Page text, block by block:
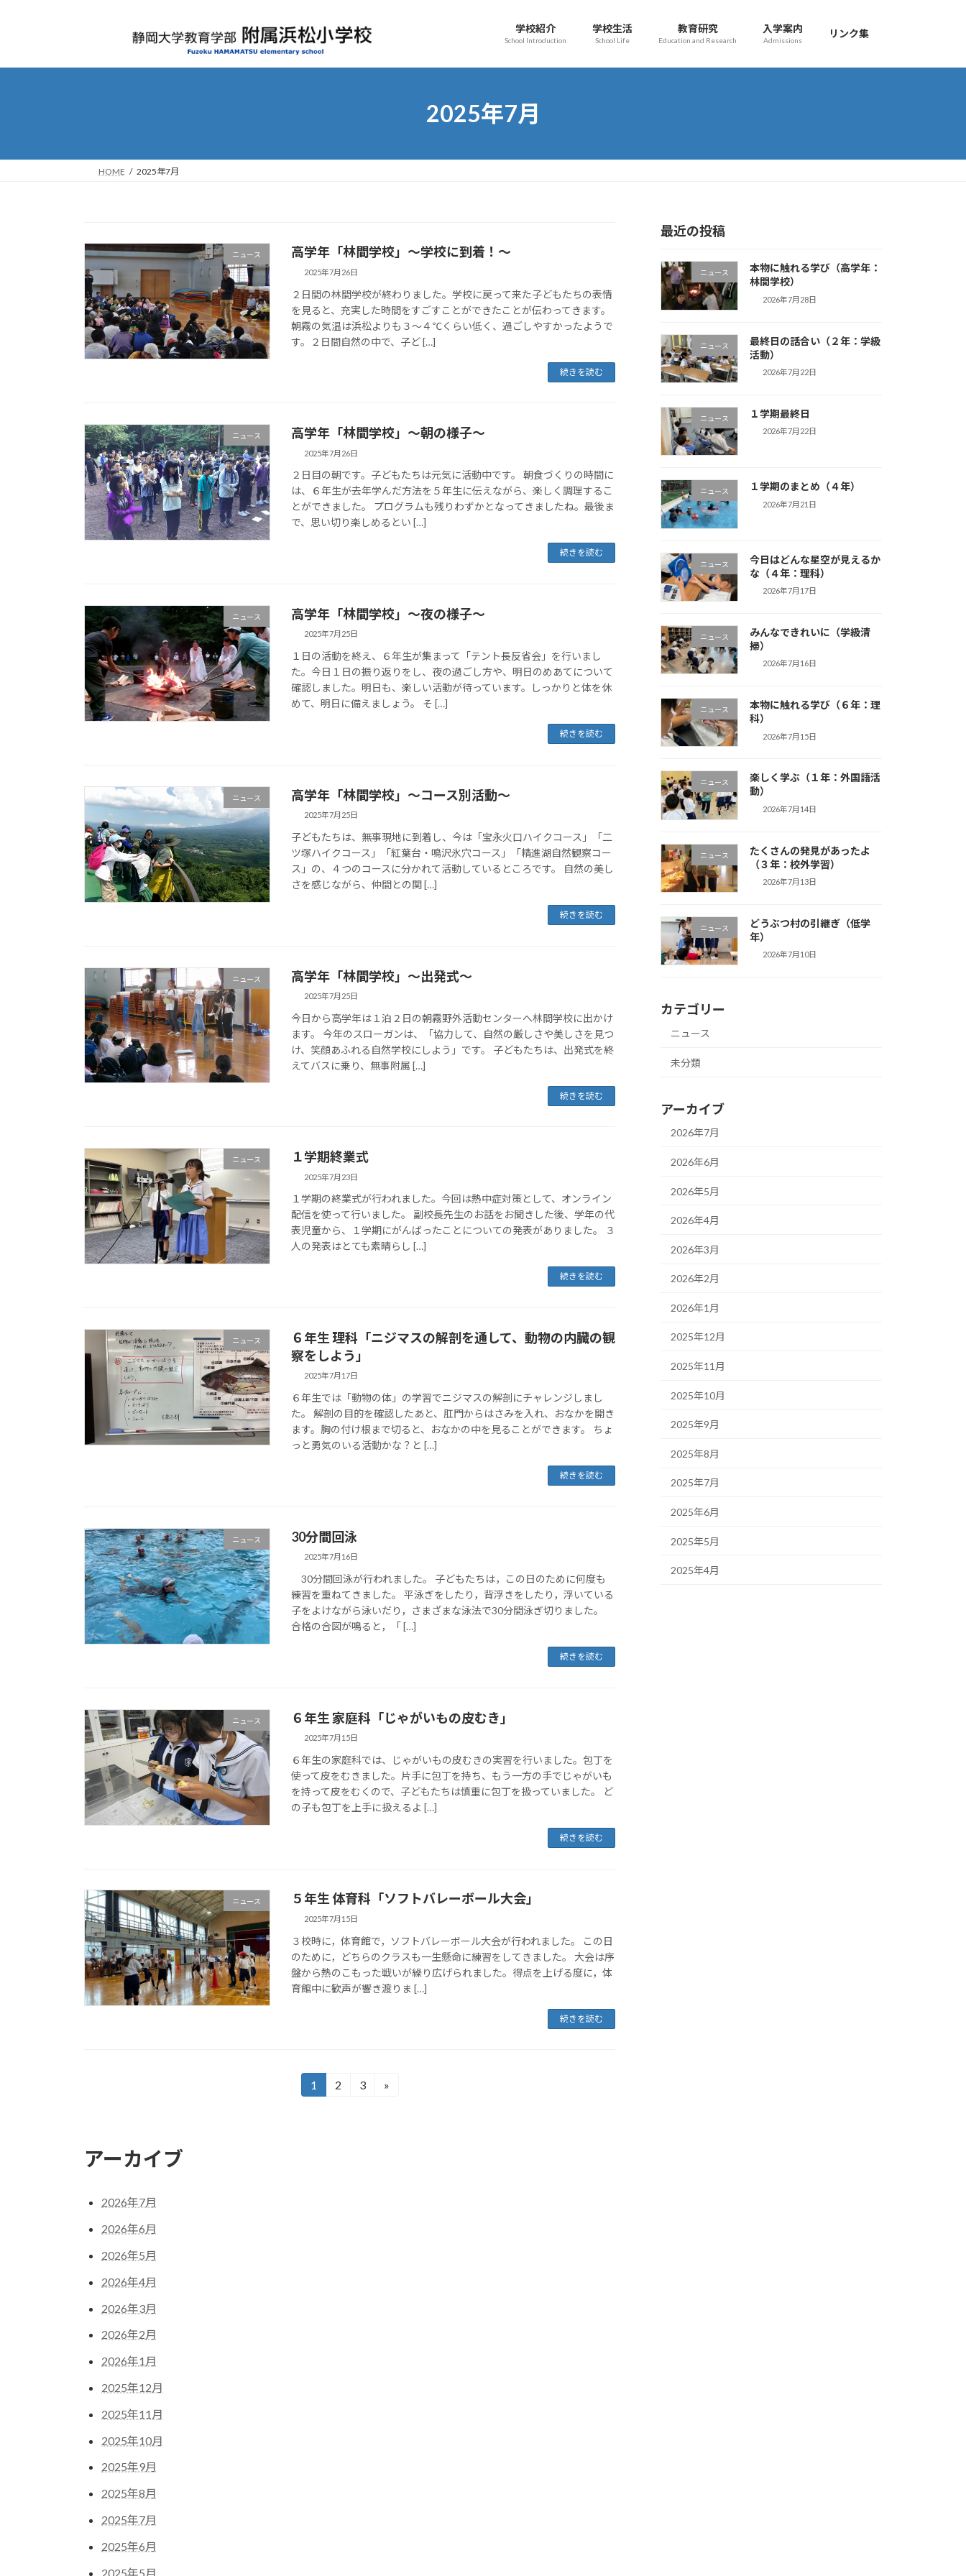
プ
動
学校紹介
School Introduction
学校生活
School Life
教育研究
Education and Research
入学案内
Admissions
リンク集
2025年7月
HOME 2025年7月
ニュース 高学年「林間学校」～学校に到着！～
2025年7月26日
２日間の林間学校が終わりました。学校に戻って来た子どもたちの表情
を見ると、充実した時間をすごすことができたことが伝わってきます。
朝霧の気温は浜松よりも３～４℃くらい低く、過ごしやすかったようで
す。２日間自然の中で、子ど […]
続きを読む
ニュース 高学年「林間学校」～朝の様子～
2025年7月26日
２日目の朝です。子どもたちは元気に活動中です。 朝食づくりの時間に
は、６年生が去年学んだ方法を５年生に伝えながら、楽しく調理するこ
とができました。 プログラムも残りわずかとなってきましたね。最後ま
で、思い切り楽しめるとい […]
続きを読む
ニュース 高学年「林間学校」〜夜の様子〜
2025年7月25日
１日の活動を終え、６年生が集まって「テント長反省会」を行いまし
た。今日１日の振り返りをし、夜の過ごし方や、明日のめあてについて
確認しました。明日も、楽しい活動が待っています。しっかりと体を休
めて、明日に備えましょう。 そ […]
続きを読む
ニュース 高学年「林間学校」～コース別活動～
2025年7月25日
子どもたちは、無事現地に到着し、今は「宝永火口ハイクコース」「二
ツ塚ハイクコース」「紅葉台・鳴沢氷穴コース」「精進湖自然観察コー
ス」の、４つのコースに分かれて活動しているところです。 自然の美し
さを感じながら、仲間との関 […]
続きを読む
ニュース 高学年「林間学校」～出発式～
2025年7月25日
今日から高学年は１泊２日の朝霧野外活動センターへ林間学校に出かけ
ます。 今年のスローガンは、「協力して、自然の厳しさや美しさを見つ
け、笑顔あふれる自然学校にしよう」です。 子どもたちは、出発式を終
えてバスに乗り、無事附属 […]
続きを読む
ニュース １学期終業式
2025年7月23日
１学期の終業式が行われました。今回は熱中症対策として、オンライン
配信を使って行いました。 副校長先生のお話をお聞きした後、学年の代
表児童から、１学期にがんばったことについての発表がありました。 ３
人の発表はとても素晴らし […]
続きを読む
ニュース
６年生 理科「ニジマスの解剖を通して、動物の内臓の観
察をしよう」
2025年7月17日
６年生では「動物の体」の学習でニジマスの解剖にチャレンジしまし
た。 解剖の目的を確認したあと、肛門からはさみを入れ、おなかを開き
ます。胸の付け根まで切ると、おなかの中を見ることができます。 ちょ
っと勇気のいる活動かな？と […]
続きを読む
ニュース 30分間回泳
2025年7月16日
30分間回泳が行われました。 子どもたちは，この日のために何度も
練習を重ねてきました。 平泳ぎをしたり，背浮きをしたり，浮いている
子をよけながら泳いだり，さまざまな泳法で30分間泳ぎ切りました。
合格の合図が鳴ると，「 […]
続きを読む
ニュース ６年生 家庭科「じゃがいもの皮むき」
2025年7月15日
６年生の家庭科では、じゃがいもの皮むきの実習を行いました。包丁を
使って皮をむきました。片手に包丁を持ち、もう一方の手でじゃがいも
を持って皮をむくので、子どもたちは慎重に包丁を扱っていました。 ど
の子も包丁を上手に扱えるよ […]
続きを読む
ニュース ５年生 体育科「ソフトバレーボール大会」
2025年7月15日
３校時に，体育館で，ソフトバレーボール大会が行われました。 この日
のために，どちらのクラスも一生懸命に練習をしてきました。 大会は序
盤から熱のこもった戦いが繰り広げられました。得点を上げる度に，体
育館中に歓声が響き渡りま […]
続きを読む
ペ
ー
ジ
送
り
固
1
固
2
固
3 »
最近の投稿
ニュース
本物に触れる学び（高学年：
林間学校）
2026年7月28日
ニュース
最終日の話合い（２年：学級
活動）
2026年7月22日
ニュース １学期最終日
2026年7月22日
ニュース １学期のまとめ（４年）
2026年7月21日
ニュース
今日はどんな星空が見えるか
な（４年：理科）
2026年7月17日
ニュース
みんなできれいに（学級清
掃）
2026年7月16日
ニュース
本物に触れる学び（６年：理
科）
2026年7月15日
ニュース
楽しく学ぶ（１年：外国語活
動）
2026年7月14日
ニュース
たくさんの発見があったよ
（３年：校外学習）
2026年7月13日
ニュース
どうぶつ村の引継ぎ（低学
年）
2026年7月10日
カテゴリー
ニュース
未分類
アーカイブ
2026年7月
2026年6月
2026年5月
2026年4月
2026年3月
2026年2月
2026年1月
2025年12月
2025年11月
2025年10月
2025年9月
2025年8月
2025年7月
2025年6月
2025年5月
2025年4月
アーカイブ
2026年7月
2026年6月
2026年5月
2026年4月
2026年3月
2026年2月
2026年1月
2025年12月
2025年11月
2025年10月
2025年9月
2025年8月
2025年7月
2025年6月
2025年5月